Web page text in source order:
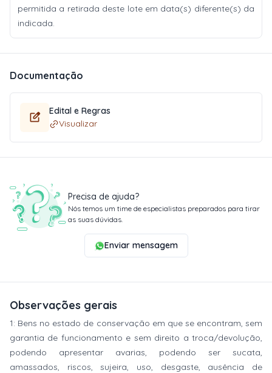
permitida a retirada deste lote em data(s) diferente(s) da
indicada.
Documentação
Edital e Regras
Visualizar
Precisa de ajuda?
Nós temos um time de especialistas preparados para tirar
as suas dúvidas.
Enviar mensagem
Observações gerais
1: Bens no estado de conservação em que se encontram, sem
garantia de funcionamento e sem direito a troca/devolução,
podendo apresentar avarias, podendo ser sucata,
amassados, riscos, sujeira, uso, desgaste, ausência de